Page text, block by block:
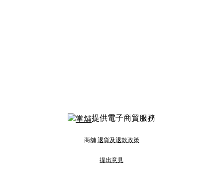
提供電子商貿服務
商舖 退貨及退款政策
提出意見